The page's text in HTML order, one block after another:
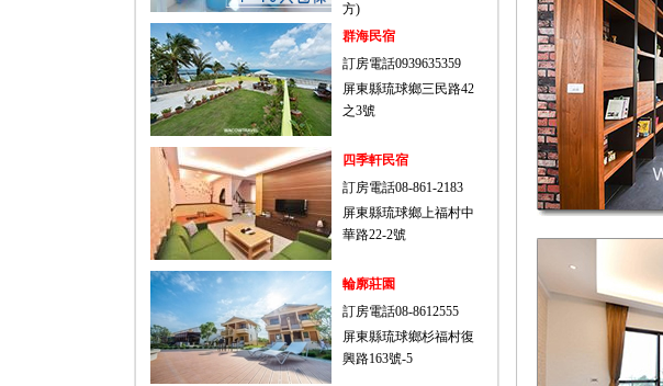
方)
群海民宿
訂房電話0939635359
屏東縣琉球鄉三民路42
之3號
四季軒民宿
訂房電話08-861-2183
屏東縣琉球鄉上福村中
華路22-2號
輪廓莊園
訂房電話08-8612555
屏東縣琉球鄉杉福村復
興路163號-5